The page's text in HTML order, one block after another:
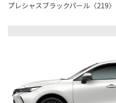
プレシャスブラックパール〈219〉